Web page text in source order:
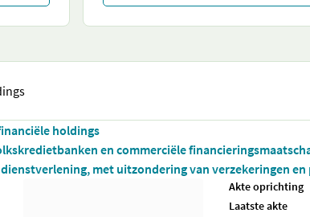
holdings
en commerciële
met uitzondering van verzekeringen
Akte oprichting
Laatste akte